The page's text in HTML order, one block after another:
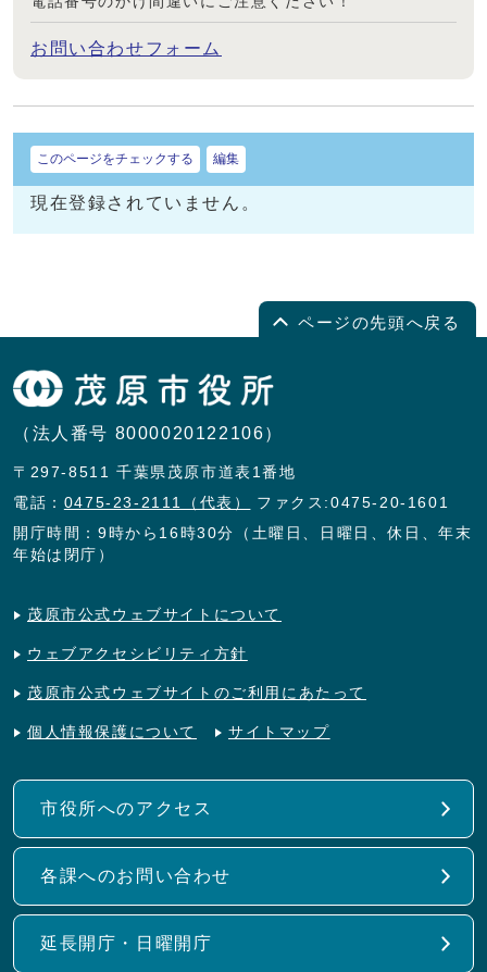
お問い合わせフォーム
このページをチェックする 編集
現在登録されていません。
ページの先頭へ戻る
（法人番号 8000020122106）
〒297-8511 千葉県茂原市道表1番地
電話： 0475-23-2111（代表）
ファクス:0475-20-1601
開庁時間：9時から16時30分（土曜日、日曜日、休日、年末
年始は閉庁）
茂原市公式ウェブサイトについて
ウェブアクセシビリティ方針
茂原市公式ウェブサイトのご利用にあたって
個人情報保護について サイトマップ
市役所へのアクセス
各課へのお問い合わせ
延長開庁・日曜開庁